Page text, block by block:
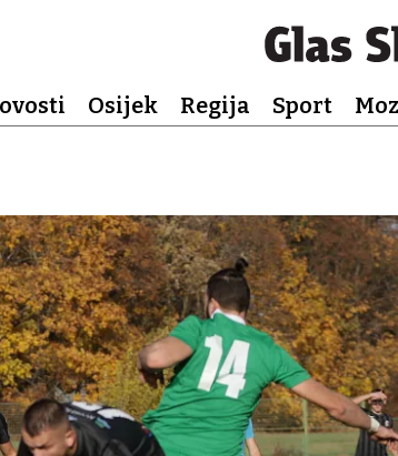
Osijek Regija Sport